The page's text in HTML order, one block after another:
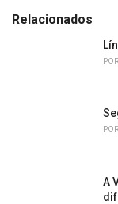
e
Relacionados
POR
POR
A